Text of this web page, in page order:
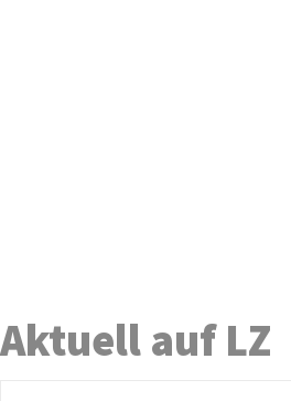
Aktuell auf LZ